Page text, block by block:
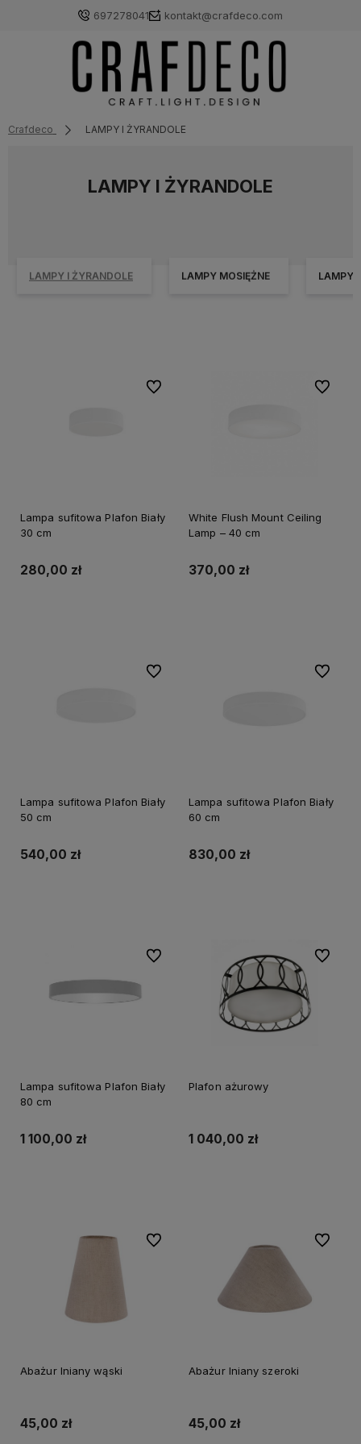
697278041 kontakt@crafdeco.com
Crafdeco LAMPY I ŻYRANDOLE
LAMPY I ŻYRANDOLE
LAMPY I ŻYRANDOLE LAMPY MOSIĘŻNE LAMPY
Lampa sufitowa Plafon Biały
30 cm
280,00 zł
Do ulubionych
White Flush Mount Ceiling
Lamp – 40 cm
370,00 zł
Do
Lampa sufitowa Plafon Biały
50 cm
540,00 zł
Do ulubionych
Lampa sufitowa Plafon Biały
60 cm
830,00 zł
Do
Lampa sufitowa Plafon Biały
80 cm
1 100,00 zł
Do ulubionych
Plafon ażurowy
1 040,00 zł
Do
Abażur lniany wąski
45,00 zł
Do ulubionych
Abażur lniany szeroki
45,00 zł
Do